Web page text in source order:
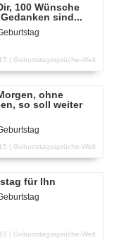
100 Wünsche
sind...
| Geburtstagssprüche-Welt
ohne
so soll weiter
| Geburtstagssprüche-Welt
für Ihn
| Geburtstagssprüche-Welt